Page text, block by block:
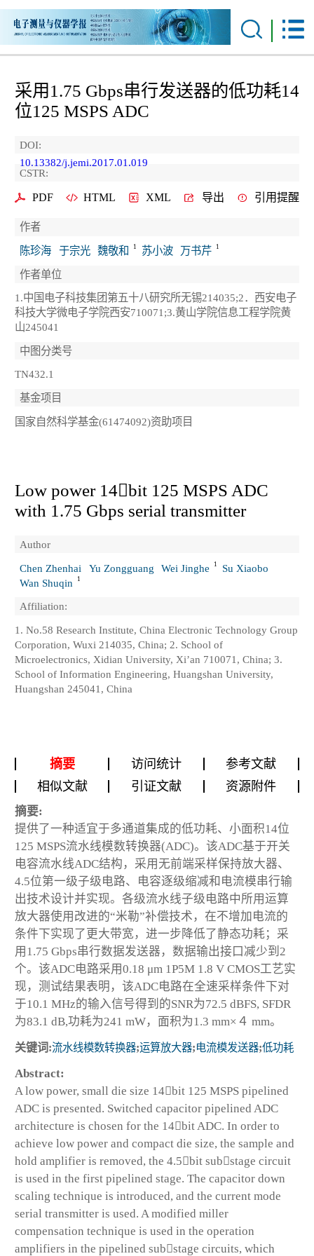
采用1.75 Gbps串行发送器的低功耗14
位125 MSPS ADC
DOI:
10.13382/j.jemi.2017.01.019
CSTR:
PDF HTML XML 导出 引用提醒
作者
陈珍海
于宗光 魏敬和 1 苏小波 万书芹 1
作者单位
1.中国电子科技集团第五十八研究所无锡214035;2．西安电子
科技大学微电子学院西安710071;3.黄山学院信息工程学院黄
山245041
中图分类号
TN432.1
基金项目
国家自然科学基金(61474092)资助项目
Low power 14bit 125 MSPS ADC
with 1.75 Gbps serial transmitter
Author
Chen Zhenhai
Yu Zongguang Wei Jinghe 1
Su Xiaobo
Wan Shuqin
1
Affiliation:
1. No.58 Research Institute, China Electronic Technology Group
Corporation, Wuxi 214035, China; 2. School of
Microelectronics, Xidian University, Xi’an 710071, China; 3.
School of Information Engineering, Huangshan University,
Huangshan 245041, China
摘要 访问统计
参考文献
相似文献
引证文献 资源附件
摘要:
提供了一种适宜于多通道集成的低功耗、小面积14位
125 MSPS流水线模数转换器(ADC)。该ADC基于开关
电容流水线ADC结构，采用无前端采样保持放大器、
4.5位第一级子级电路、电容逐级缩减和电流模串行输
出技术设计并实现。各级流水线子级电路中所用运算
放大器使用改进的“米勒”补偿技术，在不增加电流的
条件下实现了更大带宽，进一步降低了静态功耗；采
用1.75 Gbps串行数据发送器，数据输出接口减少到2
个。该ADC电路采用0.18 μm 1P5M 1.8 V CMOS工艺实
现，测试结果表明，该ADC电路在全速采样条件下对
于10.1 MHz的输入信号得到的SNR为72.5 dBFS, SFDR
为83.1 dB,功耗为241 mW，面积为1.3 mm×４ mm。
关键词:流水线模数转换器;运算放大器;电流模发送器;低功耗
Abstract:
A low power, small die size 14bit 125 MSPS pipelined
ADC is presented. Switched capacitor pipelined ADC
architecture is chosen for the 14bit ADC. In order to
achieve low power and compact die size, the sample and
hold amplifier is removed, the 4.5bit substage circuit
is used in the first pipelined stage. The capacitor down
scaling technique is introduced, and the current mode
serial transmitter is used. A modified miller
compensation technique is used in the operation
amplifiers in the pipelined substage circuits, which